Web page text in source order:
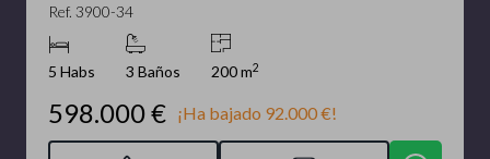
Ref. 3900-34
5 Habs 3 Baños 200 m2
598.000 € ¡Ha bajado 92.000 €!